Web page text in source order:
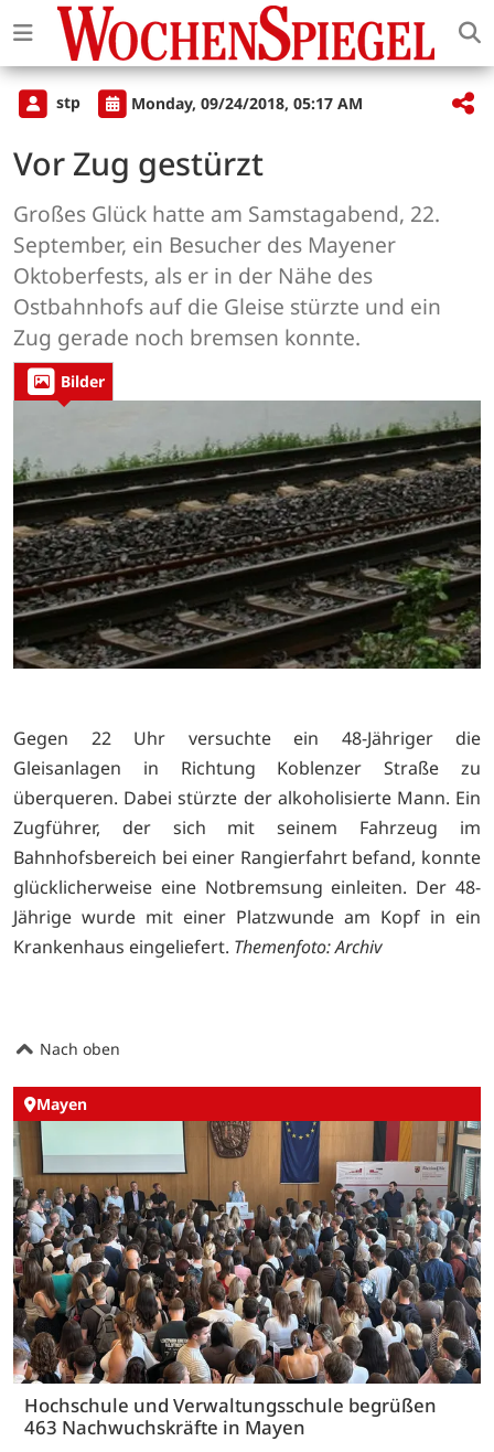
stp Monday, 09/24/2018, 05:17 AM
Vor Zug gestürzt
Großes Glück hatte am Samstagabend, 22.
September, ein Besucher des Mayener
Oktoberfests, als er in der Nähe des
Ostbahnhofs auf die Gleise stürzte und ein
Zug gerade noch bremsen konnte.
Bilder
Gegen 22 Uhr versuchte ein 48-Jähriger die
Gleisanlagen in Richtung Koblenzer Straße zu
überqueren. Dabei stürzte der alkoholisierte Mann. Ein
Zugführer, der sich mit seinem Fahrzeug im
Bahnhofsbereich bei einer Rangierfahrt befand, konnte
glücklicherweise eine Notbremsung einleiten. Der 48-
Jährige wurde mit einer Platzwunde am Kopf in ein
Krankenhaus eingeliefert. Themenfoto: Archiv
Nach oben
Mayen
Hochschule und Verwaltungsschule begrüßen
463 Nachwuchskräfte in Mayen